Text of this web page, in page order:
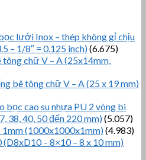
lưới Inox – thép không gỉ chịu
– 1/8″ = 0.125 inch)(6.675)
tông chữ V – A (25x14mm,
bê tông chữ V – A (25 x 19 mm)
bọc cao su nhựa PU 2 vòng bi
38, 40, 50 đến 220 mm)(5.057)
1mm (1000x1000x1mm)(4.983)
– 8×10 – 8 x 10 mm)